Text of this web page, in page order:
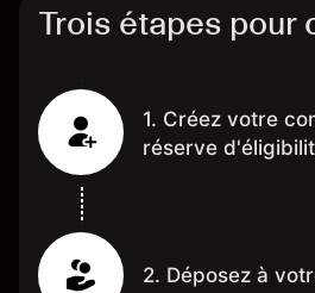
Trois étapes pour
1. Créez votre
réserve
2. Déposez à